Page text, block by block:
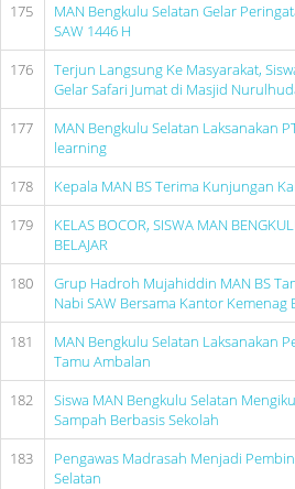
175
MAN Bengkulu Selatan Gelar
SAW 1446 H
176
Terjun Langsung Ke Masyarakat,
Gelar Safari Jumat di Masjid
177
MAN Bengkulu Selatan Laksanakan
learning
178
Kepala MAN BS Terima Kunjungan
179
KELAS BOCOR, SISWA MAN
BELAJAR
180
Grup Hadroh Mujahiddin MAN BS
Nabi SAW Bersama Kantor Kemenag
181
MAN Bengkulu Selatan Laksanakan
Tamu Ambalan
182
Siswa MAN Bengkulu Selatan
Sampah Berbasis Sekolah
183
Pengawas Madrasah Menjadi
Selatan